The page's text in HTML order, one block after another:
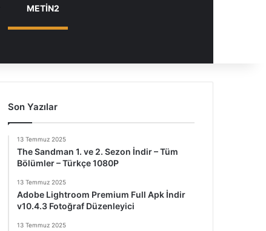
METİN2
Son Yazılar
13 Temmuz 2025
The Sandman 1. ve 2. Sezon İndir – Tüm
Bölümler – Türkçe 1080P
13 Temmuz 2025
Adobe Lightroom Premium Full Apk İndir
v10.4.3 Fotoğraf Düzenleyici
13 Temmuz 2025